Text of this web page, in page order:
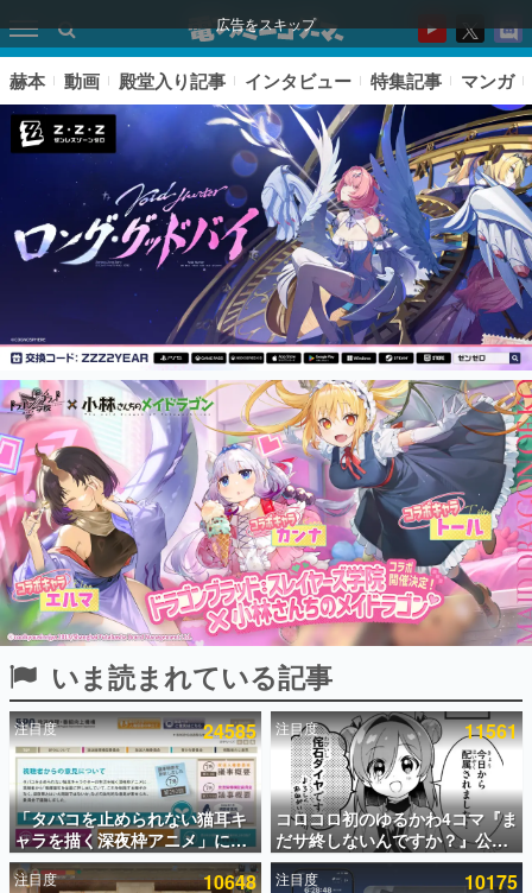
広告をスキップ
ピックアップ
電ファミのいま読まれている記事ランキング
アプリセール情報
インタビュー
連載・特集一覧
殿堂入り記事
SNS拡散数が数千以上！ ページビュー数万以上！ などな
ど。多くの人々に読まれた、電ファミ渾身の“殿堂入り”記
事をまとめました。
ゲームの企画書
名作ゲームクリエイターの方々に製作時のエピソードをお
聞きし、ヒットする企画（ゲーム）とは何か？を探ってい
きます。
赫本
この物語を解いてはいけない。『赫本』は、〈試験問題〉
赫本 動画 殿堂入り記事 インタビュー 特集記事 マンガ
いま読まれている記事
注目度 24585
「タバコを止められない猫耳キ
ャラを描く深夜枠アニメ」に視
聴者の一部から批判意見。違法
薬物の使用と思わしき描写も含
注目度 11561
コロコロ初のゆるかわ4コマ『ま
だサ終しないんですか？』公開
スタート。主人公は新入社員の
侘石ダイヤ、ゲーム会社を舞台
注目度 10648 注目度 10175